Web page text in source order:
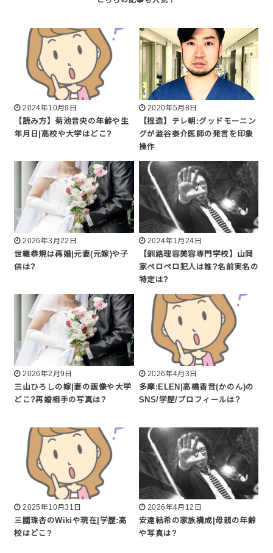
2024年10月9日
【読み方】菊池音央の年齢や生
年月日|高校や大学はどこ?
2020年5月8日
【捏造】テレ朝:グッドモーニン
グが澁谷泰介医師の発言を印象
操作
2026年3月22日
世継恭規は再婚|元妻(元嫁)や子
供は?
2024年1月24日
【釧路理容美容専門学校】山岡
家ペロペロ犯人は誰?名前実名の
特定は?
2026年2月9日
三山ひろしの嫁|妻の画像や大学
どこ?再婚相手の写真は?
2026年4月3日
多摩:ELEN|高橋香音(かのん)の
SNS/学歴/プロフィールは?
2025年10月31日
三國珠杏のWikiや現在|学歴:高
校はどこ?
2026年4月12日
安達結希の家族構成|母親の年齢
や写真は?